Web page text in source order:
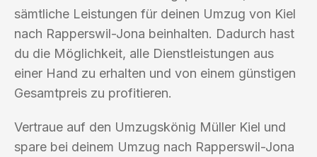
sämtliche Leistungen für deinen Umzug von Kiel
nach Rapperswil-Jona beinhalten. Dadurch hast
du die Möglichkeit, alle Dienstleistungen aus
einer Hand zu erhalten und von einem günstigen
Gesamtpreis zu profitieren.
Vertraue auf den Umzugskönig Müller Kiel und
spare bei deinem Umzug nach Rapperswil-Jona